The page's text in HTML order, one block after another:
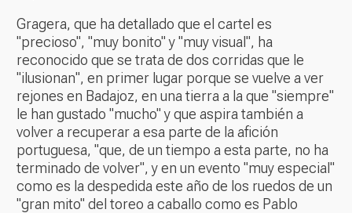
Gragera, que ha detallado que el cartel es
"precioso", "muy bonito" y "muy visual", ha
reconocido que se trata de dos corridas que le
"ilusionan", en primer lugar porque se vuelve a ver
rejones en Badajoz, en una tierra a la que "siempre"
le han gustado "mucho" y que aspira también a
volver a recuperar a esa parte de la afición
portuguesa, "que, de un tiempo a esta parte, no ha
terminado de volver", y en un evento "muy especial"
como es la despedida este año de los ruedos de un
"gran mito" del toreo a caballo como es Pablo